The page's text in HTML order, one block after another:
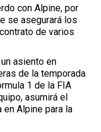
con Alpine, por
se asegurará los
de varios
asiento en
de la temporada
1 de la FIA
asumirá el
Alpine para la